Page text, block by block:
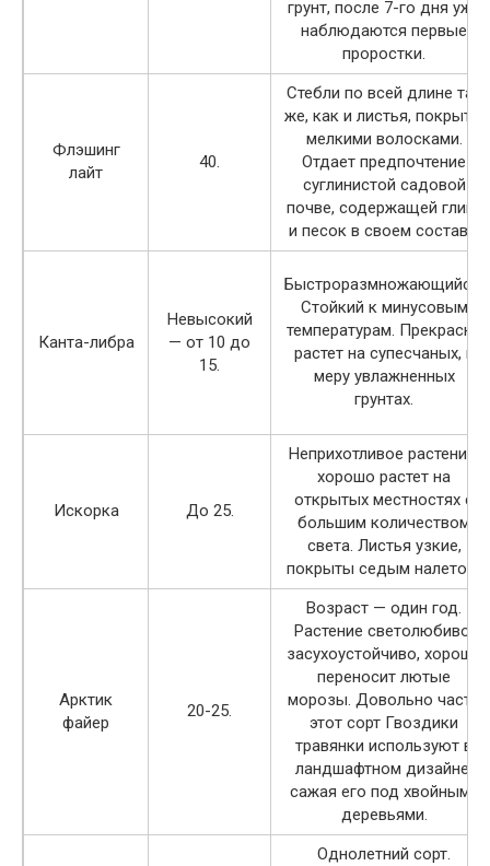
грунт, после 7-го дня уже
наблюдаются первые
проростки.
Флэшинг
лайт
40.
Стебли по всей длине так
же, как и листья, покрыты
мелкими волосками.
Отдает предпочтение
суглинистой садовой
почве, содержащей глину
и песок в своем составе.
Канта-либра
Невысокий
— от 10 до
15.
Быстроразмножающийся.
Стойкий к минусовым
температурам. Прекрасно
растет на супесчаных, в
меру увлажненных
грунтах.
Искорка До 25.
Неприхотливое растение,
хорошо растет на
открытых местностях с
большим количеством
света. Листья узкие,
покрыты седым налетом.
Арктик
файер
20-25.
Возраст — один год.
Растение светолюбиво,
засухоустойчиво, хорошо
переносит лютые
морозы. Довольно часто
этот сорт Гвоздики
травянки используют в
ландшафтном дизайне,
сажая его под хвойными
деревьями.
Однолетний сорт.